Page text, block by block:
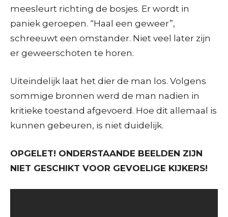
meesleurt richting de bosjes. Er wordt in
paniek geroepen. “Haal een geweer”,
schreeuwt een omstander. Niet veel later zijn
er geweerschoten te horen.
Uiteindelijk laat het dier de man los. Volgens
sommige bronnen werd de man nadien in
kritieke toestand afgevoerd. Hoe dit allemaal is
kunnen gebeuren, is niet duidelijk.
OPGELET! ONDERSTAANDE BEELDEN ZIJN
NIET GESCHIKT VOOR GEVOELIGE KIJKERS!